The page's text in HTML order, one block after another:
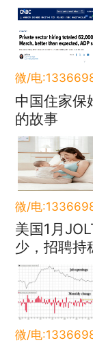
微/电
中国住家保
的故事
微/电
美国1月
少，招聘持
微/电